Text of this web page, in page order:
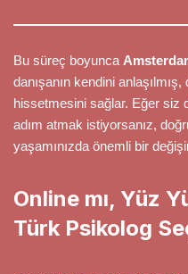
Bu süreç boyunca
danışanın kendini
hissetmesini sağlar. Eğer siz
adım atmak istiyorsanız,
yaşamınızda önemli bir
Online mı, Yüz
Türk Psikolog